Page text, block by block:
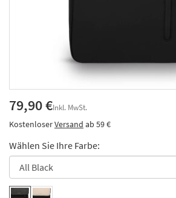
79,90 €Inkl. MwSt.
KostenloserVersand ab 59 €
Wählen Sie Ihre Farbe: